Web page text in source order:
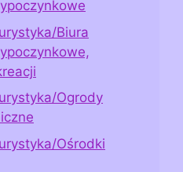
Biura
Ogrody
Ośrodki